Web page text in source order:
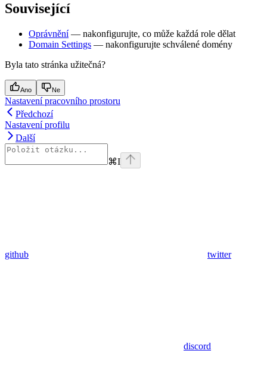
Související
Oprávnění— nakonfigurujte, co může každá role dělat
Domain Settings — nakonfigurujte schválené domény
Byla tato stránka užitečná?
Ano Ne
Nastavení pracovního prostoru
Předchozí
Nastavení profilu
Další
⌘I
github twitter
discord